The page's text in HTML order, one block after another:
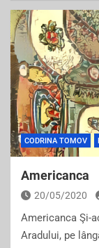
c
e
b
o
o
k
tt
er
CODRINA TOMOV
Americanca
20/05/2020
Americanca Şi-
Aradului, pe